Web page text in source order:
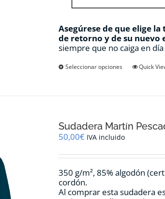
Asegúrese de que elige
de retorno y de su nuevo
siempre que no caiga en
Seleccionar opciones
Este
elegir
la
de
Quick
Sudadera Martín
50,00€ IVA incluido
350 g/m², 85% algodón
cordón.
Al comprar esta sudadera